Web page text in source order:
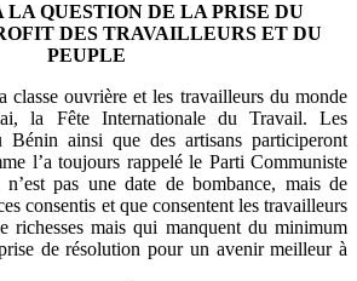
LA QUESTION DE LA PRISE DU
DES TRAVAILLEURS ET DU
PEUPLE
classe ouvrière et les travailleurs du monde
la Fête Internationale du Travail. Les
Bénin ainsi que des artisans participeront
l’a toujours rappelé le Parti Communiste
pas une date de bombance, mais de
consentis et que consentent les travailleurs
richesses mais qui manquent du minimum
de résolution pour un avenir meilleur à